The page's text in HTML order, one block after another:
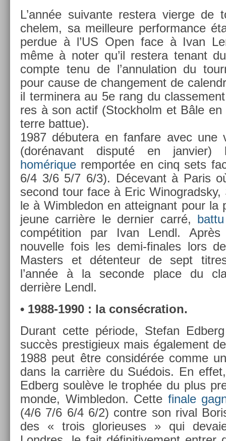
L’année suivan­te re­stera vier­ge de
chelem, sa meil­leure per­for­mance
per­due à l’US Open face à Ivan
même à noter qu’il re­stera tenant
com­pte tenu de l’an­nula­tion du
pour cause de chan­ge­ment de
il ter­minera au 5e rang du
res à son actif (Stockholm et Bâle
terre bat­tue).
1987 débutera en fan­fare avec une
(dorénavant dis­puté en
homérique re­mportée en cinq sets
6/4 3/6 5/7 6/3). Décevant à Paris
second tour face à Eric
le à Wimbledon en at­teig­nant pour la
jeune carrière le de­rni­er carré,
com­péti­tion par Ivan Lendl.
nouvel­le fois les demi-finales lors
Mast­ers et déten­teur de sept
l’année à la secon­de place du
derrière Lendl.
• 1988-1990 : la con­sécra­tion.
Durant cette période, Stefan
succès pre­stigieux mais égale­ment
1988 peut être con­sidérée comme
dans la carrière du Suédois. En
Ed­berg soulève le trophée du plus
monde, Wimbledon. Cette fin­ale
(4/6 7/6 6/4 6/2) con­tre son rival
des « trois glorieuses » qui